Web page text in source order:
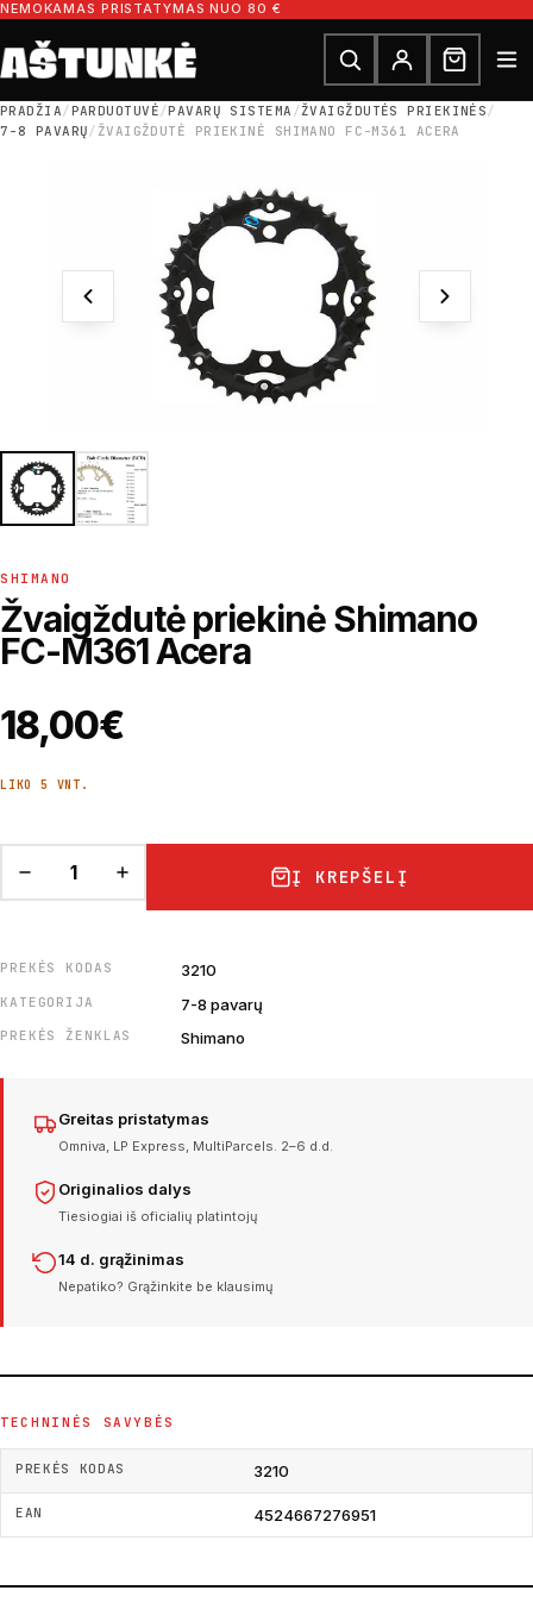
Pereiti prie turinio
NEMOKAMAS PRISTATYMAS NUO 80 €
Ieškoti dalių
Ieškoti
PRADŽIA/PARDUOTUVĖ/PAVARŲ SISTEMA /ŽVAIGŽDUTĖS PRIEKINĖS/
7-8 PAVARŲ/ ŽVAIGŽDUTĖ PRIEKINĖ SHIMANO FC-M361 ACERA
SHIMANO
Žvaigždutė priekinė Shimano
FC-M361 Acera
18,00€
LIKO 5 VNT.
Į KREPŠELĮ
PREKĖS KODAS 3210
KATEGORIJA 7-8 pavarų
PREKĖS ŽENKLAS Shimano
Greitas pristatymas
Omniva, LP Express, MultiParcels. 2–6 d.d.
Originalios dalys
Tiesiogiai iš oficialių platintojų
14 d. grąžinimas
Nepatiko? Grąžinkite be klausimų
TECHNINĖS SAVYBĖS
PREKĖS KODAS 3210
EAN 4524667276951